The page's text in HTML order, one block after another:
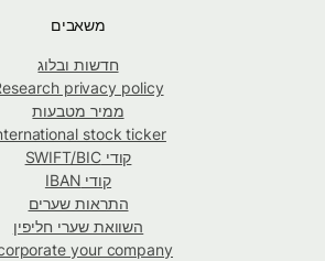
משאבים
חדשות ובלוג
Research privacy policy
ממיר מטבעות
International stock ticker
קודי SWIFT/BIC
קודי IBAN
התראות שערים
השוואת שערי חליפין
Incorporate your company